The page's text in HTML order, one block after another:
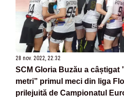
28 nov. 2022, 22:32
SCM Gloria Buzău a câștigat
metri” primul meci din liga
prilejuită de Campionatul